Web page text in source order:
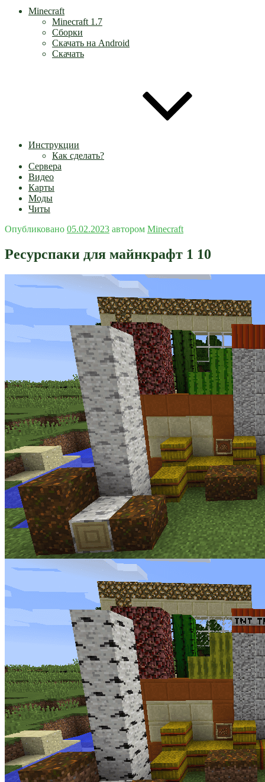
Minecraft
Minecraft 1.7
Сборки
Скачать на Android
Скачать
Инструкции
Как сделать?
Сервера
Видео
Карты
Моды
Читы
Опубликовано 05.02.2023 автором Minecraft
Ресурспаки для майнкрафт 1 10